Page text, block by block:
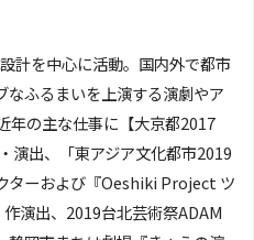
計を中心に活動。国内外で都市
なふるまいを上演する演劇やア
年の主な仕事に【大京都2017
演出、「東アジア文化都市2019
ターおよび『Oeshiki Project ツ
演出、2019台北芸術祭ADAM